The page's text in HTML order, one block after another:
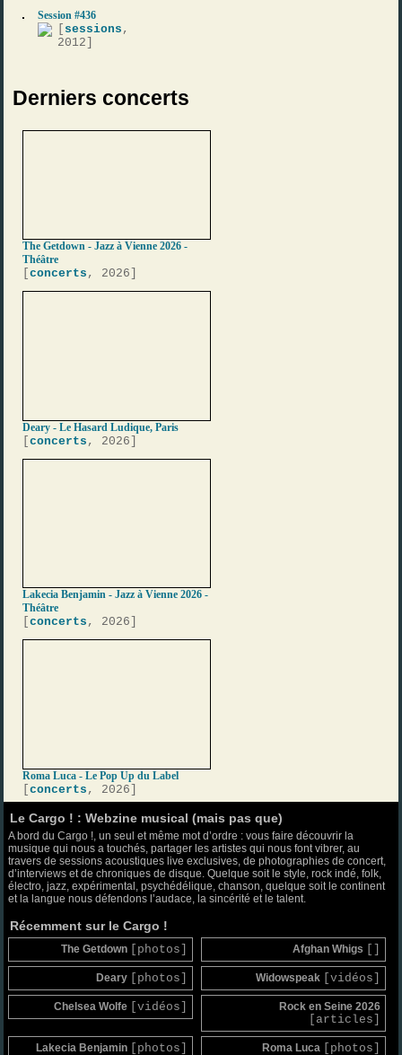
Session #436
sessions ,
2012]
Derniers concerts
The Getdown - Jazz à Vienne 2026 -
Théâtre
[concerts , 2026]
Deary - Le Hasard Ludique, Paris
[concerts , 2026]
Lakecia Benjamin - Jazz à Vienne 2026 -
Théâtre
[concerts , 2026]
Roma Luca - Le Pop Up du Label
[concerts , 2026]
Le Cargo ! : Webzine musical (mais pas que)
A bord du Cargo !, un seul et même mot d’ordre : vous faire découvrir la
musique qui nous a touchés, partager les artistes qui nous font vibrer, au
travers de sessions acoustiques live exclusives, de photographies de concert,
d’interviews et de chroniques de disque. Quelque soit le style, rock indé, folk,
électro, jazz, expérimental, psychédélique, chanson, quelque soit le continent
et la langue nous défendons l’audace, la sincérité et le talent.
Récemment sur le Cargo !
The Getdown [photos] Afghan Whigs
Deary [photos] Widowspeak [vidéos]
Chelsea Wolfe [vidéos] Rock en Seine 2026
[articles]
Lakecia Benjamin [photos] Roma Luca [photos]